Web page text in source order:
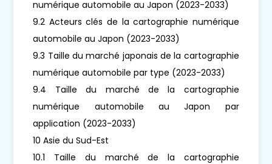
numérique automobile au Japon (2023-2033)
9.2 Acteurs clés de la cartographie numérique
automobile au Japon (2023-2033)
9.3 Taille du marché japonais de la cartographie
numérique automobile par type (2023-2033)
9.4 Taille du marché de la cartographie
numérique automobile au Japon par
application (2023-2033)
10 Asie du Sud-Est
10.1 Taille du marché de la cartographie